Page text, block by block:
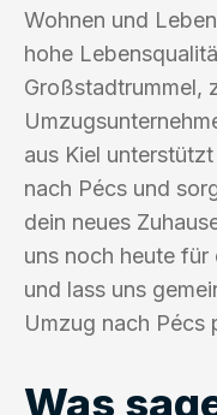
Wohnen und
hohe
Großstadtrummel,
aus Kiel
nach Pécs und
dein neues
uns noch heute
und lass uns
Umzug nach Pécs
Was